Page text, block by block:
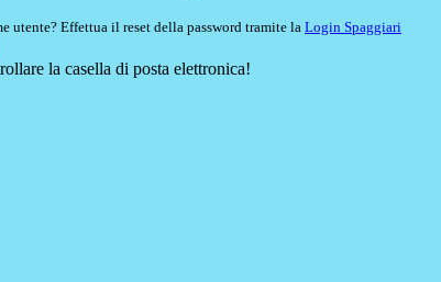
utente? Effettua il reset della password tramite la Login Spaggiari
la casella di posta elettronica!